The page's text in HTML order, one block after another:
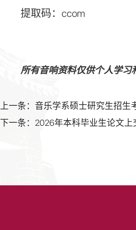
提取码：ccom
所有音响资料仅供个人学习
上一条：音乐学系硕士研究生招生
下一条：2026年本科毕业生论文上